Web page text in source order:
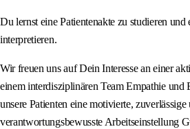
Du lernst eine Patientenakte zu studieren und
interpretieren.
Wir freuen uns auf Dein Interesse an einer
einem interdisziplinären Team Empathie
unsere Patienten eine motivierte, zuverlässige
verantwortungsbewusste Arbeitseinstellung